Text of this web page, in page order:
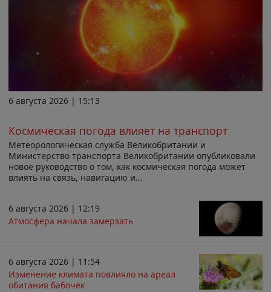
6 августа 2026 | 15:13
Космическая погода влияет на транспорт
Метеорологическая служба Великобритании и
Министерство транспорта Великобритании опубликовали
новое руководство о том, как космическая погода может
влиять на связь, навигацию и...
6 августа 2026 | 12:19
Атмосфера начала замерзать
6 августа 2026 | 11:54
Изменение климата повлияло на ареал
обитания бабочек